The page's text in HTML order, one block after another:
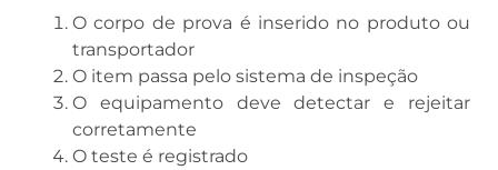
O corpo de prova é inserido no produto ou
transportador
O item passa pelo sistema de inspeção
O equipamento deve detectar e rejeitar
corretamente
O teste é registrado